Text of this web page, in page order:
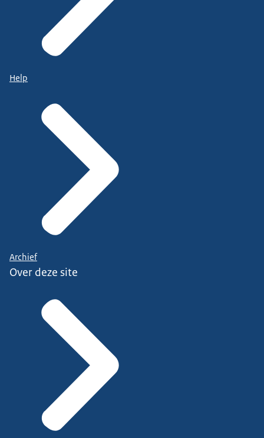
Help
Archief
Over deze site